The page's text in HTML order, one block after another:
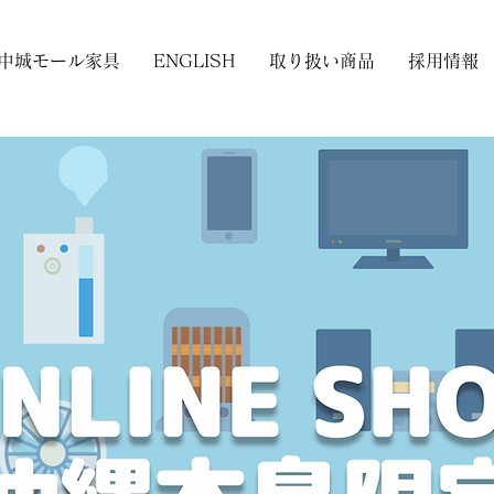
城モール家具 ENGLISH 取り扱い商品 採用情報